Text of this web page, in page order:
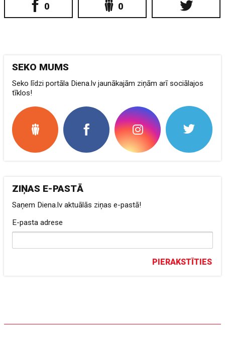
0 0
SEKO MUMS
Seko līdzi portāla Diena.lv jaunākajām ziņām arī sociālajos
tīklos!
ZIŅAS E-PASTĀ
Saņem Diena.lv aktuālās ziņas e-pastā!
E-pasta adrese
PIERAKSTĪTIES